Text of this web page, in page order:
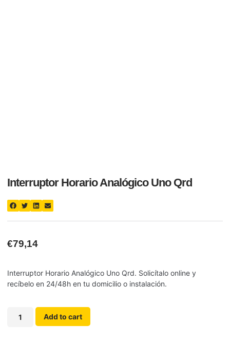
Interruptor Horario Analógico Uno Qrd
€79,14
Interruptor Horario Analógico Uno Qrd. Solicítalo online y
recíbelo en 24/48h en tu domicilio o instalación.
Add to cart